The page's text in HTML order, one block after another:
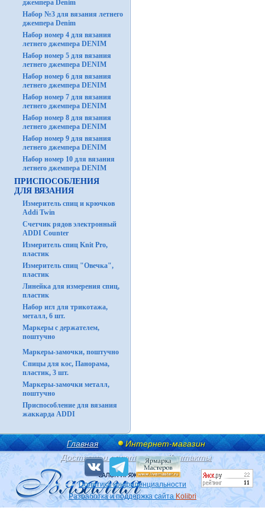
джемпера Denim
Набор №3 для вязания летнего
джемпера Denim
Набор номер 4 для вязания
летнего джемпера DENIM
Набор номер 5 для вязания
летнего джемпера DENIM
Набор номер 6 для вязания
летнего джемпера DENIM
Набор номер 7 для вязания
летнего джемпера DENIM
Набор номер 8 для вязания
летнего джемпера DENIM
Набор номер 9 для вязания
летнего джемпера DENIM
Набор номер 10 для вязания
летнего джемпера DENIM
ПРИСПОСОБЛЕНИЯ
ДЛЯ ВЯЗАНИЯ
Измеритель спиц и крючков
Addi Twin
Счетчик рядов электронный
ADDI Counter
Измеритель спиц Knit Pro,
пластик
Измеритель спиц "Овечка",
пластик
Линейка для измерения спиц,
пластик
Набор игл для трикотажа,
металл, 6 шт.
Маркеры с держателем,
поштучно
Маркеры-замочки, поштучно
Спицы для кос, Панорама,
пластик, 3 шт.
Маркеры-замочки металл,
поштучно
Приспособление для вязания
жаккарда ADDI
Главная
Интернет-магазин
Доставка и оплата
Контакты
Политика конфиденциальности
Разработка и поддержка сайта Kolibri